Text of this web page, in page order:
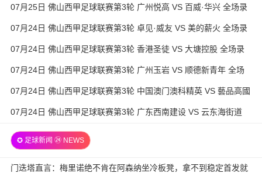
07月25日 佛山西甲足球联赛第3轮 广州悦高 VS 百威·华兴 全场录
07月24日 佛山西甲足球联赛第3轮 卓见·威友 VS 美的薪火 全场录
07月24日 佛山西甲足球联赛第3轮 香港圣徒 VS 大塘控股 全场录
07月24日 佛山西甲足球联赛第3轮 广州玉岩 VS 顺德新青年 全场
录像
07月24日 佛山西甲足球联赛第3轮 中国澳门澳科精英 VS 藝品高國
際 全场录像
07月24日 佛山西甲足球联赛第3轮 广东西南建设 VS 云东海街道
✪ 足球新闻 ㉔ NEWS
门迭塔直言：梅里诺绝不肯在阿森纳坐冷板凳，拿不到稳定首发就